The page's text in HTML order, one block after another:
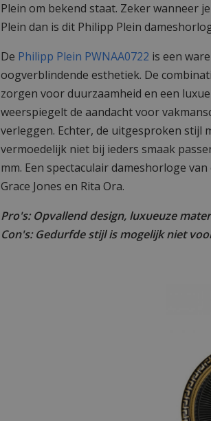
Plein om bekend staat. Zeker wanneer
Plein dan is dit Philipp Plein
De Philipp Plein PWNAA0722 is een
oogverblindende esthetiek. De
zorgen voor duurzaamheid en een
weerspiegelt de aandacht voor
verleggen. Echter, de uitgesproken stijl
vermoedelijk niet bij ieders smaak
mm. Een spectaculair dameshorloge
Grace Jones en Rita Ora.
Pro's: Opvallend design, luxueuze
Con's: Gedurfde stijl is mogelijk niet